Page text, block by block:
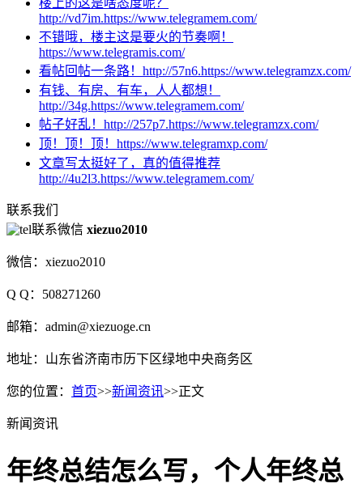
楼上的这是啥态度呢？
http://vd7im.https://www.telegramem.com/
不错哦，楼主这是要火的节奏啊！
https://www.telegramis.com/
看帖回帖一条路！http://57n6.https://www.telegramzx.com/
有钱、有房、有车，人人都想！
http://34g.https://www.telegramem.com/
帖子好乱！http://257p7.https://www.telegramzx.com/
顶！顶！顶！https://www.telegramxp.com/
文章写太挺好了，真的值得推荐
http://4u2l3.https://www.telegramem.com/
联系我们
联系微信 xiezuo2010
微信：xiezuo2010
Q Q：508271260
邮箱：admin@xiezuoge.cn
地址：山东省济南市历下区绿地中央商务区
您的位置： 首页>>新闻资讯>>正文
新闻资讯
年终总结怎么写，个人年终总